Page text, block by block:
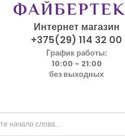
Интернет магазин
+375(29) 114 32 00
График работы:
10:00 - 21:00
без выходных